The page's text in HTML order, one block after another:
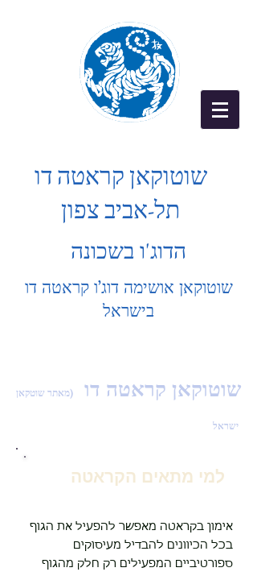
שוטוקאן קראטה דו
תל-אביב צפון
הדוג'ו בשכונה
שוטוקאן אושימה דוג’ו קראטה דו
בישראל
שוטוקאן קראטה דו (מאתר שוטקאן
למי מתאים הקראטה
אימון בקראטה מאפשר להפעיל את הגוף
בכל הכיוונים להבדיל מעיסוקים
ספורטיביים המפעילים רק חלק מהגוף